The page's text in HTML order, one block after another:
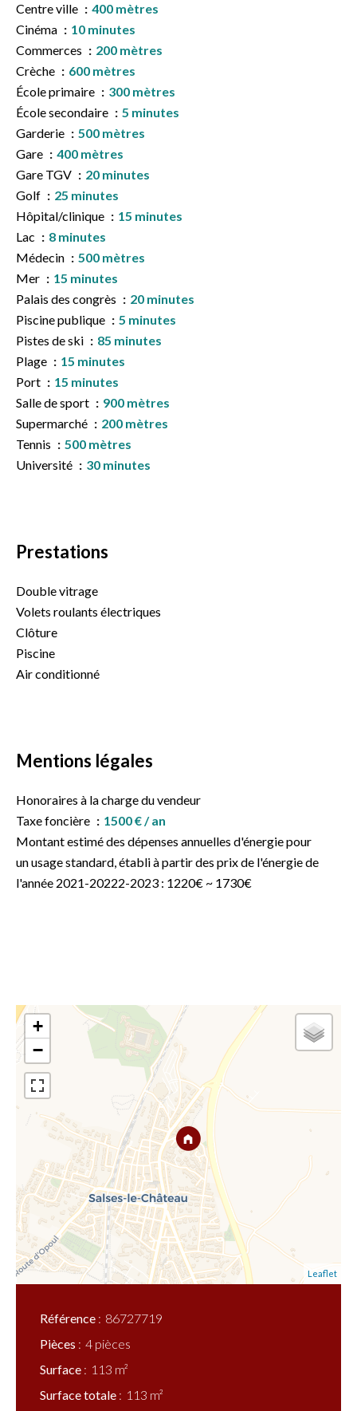
Centre ville
400 mètres
Cinéma
10 minutes
Commerces
200 mètres
Crèche
600 mètres
École primaire
300 mètres
École secondaire
5 minutes
Garderie
500 mètres
Gare
400 mètres
Gare TGV
20 minutes
Golf
25 minutes
Hôpital/clinique
15 minutes
Lac
8 minutes
Médecin
500 mètres
Mer
15 minutes
Palais des congrès
20 minutes
Piscine publique
5 minutes
Pistes de ski
85 minutes
Plage
15 minutes
Port
15 minutes
Salle de sport
900 mètres
Supermarché
200 mètres
Tennis
500 mètres
Université
30 minutes
Prestations
Double vitrage
Volets roulants électriques
Clôture
Piscine
Air conditionné
Mentions légales
Honoraires à la charge du vendeur
Taxe foncière
1500 € / an
Montant estimé des dépenses annuelles d'énergie pour
un usage standard, établi à partir des prix de l'énergie de
l'année 2021-20222-2023 : 1220€ ~ 1730€
+
−
Leaflet
Référence
86727719
Pièces
4 pièces
Surface
113 m²
Surface totale
113 m²